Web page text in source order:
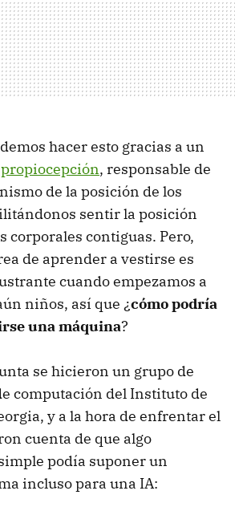
hacer esto gracias a un
propiocepción, responsable de
de la posición de los
sentir la posición
corporales contiguas. Pero,
de aprender a vestirse es
cuando empezamos a
niños, así que ¿cómo podría
una máquina?
se hicieron un grupo de
computación del Instituto de
y a la hora de enfrentar el
cuenta de que algo
podía suponer un
incluso para una IA: